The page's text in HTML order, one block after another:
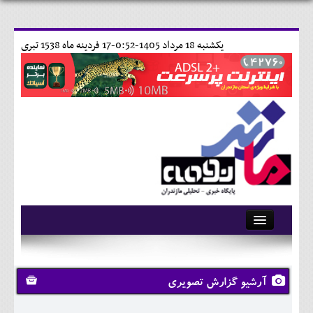
17 فردينه ماه 1538 تبری يکشنبه 18 مرداد 1405-0:52-
آرشیو
تماس با ما
وبلاگ
آرشیو گزارش تصویری